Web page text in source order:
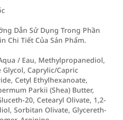
Dẫn Sử Dụng Trong Phần
Chi Tiết Của Sản Phẩm.
/ Eau, Methylpropanediol,
Glycol, Caprylic/Capric
Cetyl Ethylhexanoate,
Parkii (Shea) Butter,
20, Cetearyl Olivate, 1,2-
Sorbitan Olivate, Glycereth-